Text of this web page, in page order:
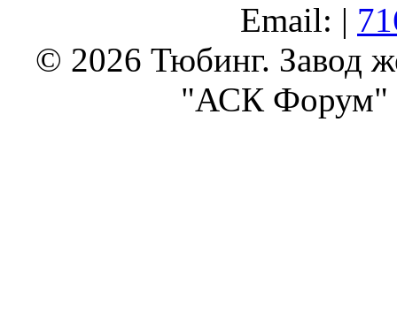
Email: |
© 2026 Тюбинг. Завод
"АСК Форум"